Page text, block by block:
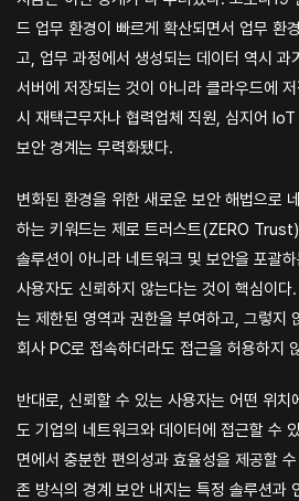
드 업무 환경이 빠르게 확산되면서 업무 환
고, 업무 과정에서 생성되는 데이터 역시 과
서버에 저장되는 것이 아니라 클라우드에
시 재택근무자나 협력업체 직원, 심지어
보안 경계는 무력화됐다.
변화된 환경을 위한 새로운 보안 해법으로
하는 키워드는 제로 트러스트(ZERO
솔루션이 아니라 네트워크 및 보안을 포괄
사용자도 신뢰하지 않는다는 것이 핵심이다
는 제한된 영역과 권한을 부여하고, 그렇지
회사 PC로 접속하더라도 접근을 허용하지
반대로, 신뢰할 수 있는 사용자는 어떤 위치
도 기업의 네트워크와 데이터에 접근할 수
면에서 충분한 편의성과 효율성을 제공할
존 방식의 경계 보안 내지는 특정 솔루션과